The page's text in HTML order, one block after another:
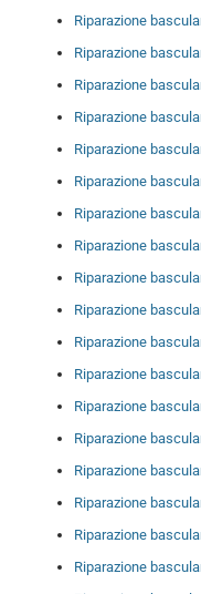
Riparazione
Riparazione
Riparazione
Riparazione
Riparazione
Riparazione
Riparazione
Riparazione
Riparazione
Riparazione
Riparazione
Riparazione
Riparazione
Riparazione
Riparazione
Riparazione
Riparazione
Riparazione